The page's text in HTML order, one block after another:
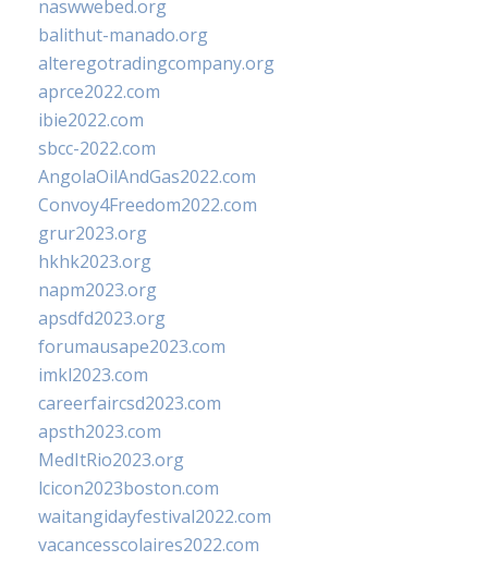
naswwebed.org
balithut-manado.org
alteregotradingcompany.org
aprce2022.com
ibie2022.com
sbcc-2022.com
AngolaOilAndGas2022.com
Convoy4Freedom2022.com
grur2023.org
hkhk2023.org
napm2023.org
apsdfd2023.org
forumausape2023.com
imkl2023.com
careerfaircsd2023.com
apsth2023.com
MedItRio2023.org
lcicon2023boston.com
waitangidayfestival2022.com
vacancesscolaires2022.com